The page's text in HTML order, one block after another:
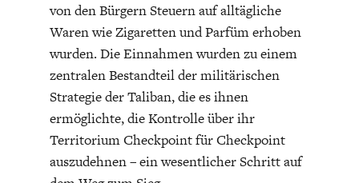
CIRCULAR ECONOMY
ENTWICKLUNGSPOLITIK
von den Bürgern Steuern auf alltägliche
Waren wie Zigaretten und Parfüm erhoben
wurden. Die Einnahmen wurden zu einem
zentralen Bestandteil der militärischen
Strategie der Taliban, die es ihnen
ermöglichte, die Kontrolle über ihr
Territorium Checkpoint für Checkpoint
auszudehnen – ein wesentlicher Schritt auf